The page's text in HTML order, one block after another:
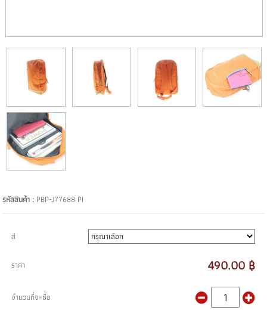
รหัสสินค้า : PBP-J77688 PI
สี
ราคา 490.00 ฿
จำนวนที่จะซื้อ